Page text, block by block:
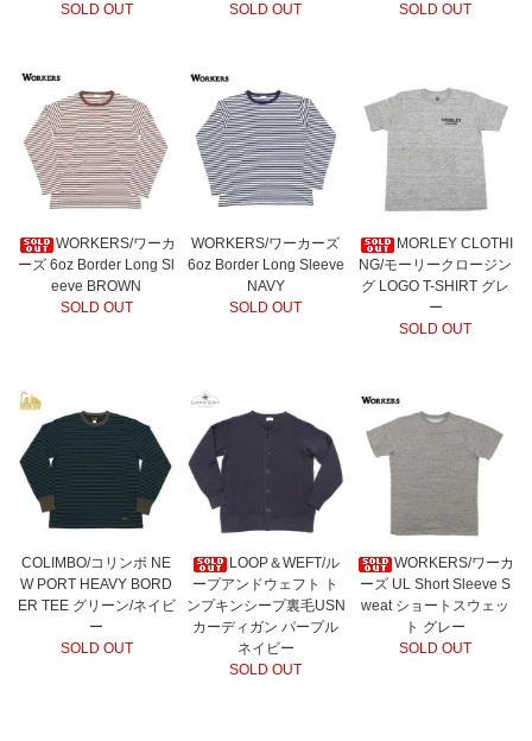
SOLD OUT
SOLD OUT
SOLD OUT
WORKERS/ワーカ
ーズ 6oz Border Long Sl
eeve BROWN
SOLD OUT
WORKERS/ワーカーズ
6oz Border Long Sleeve
NAVY
SOLD OUT
MORLEY CLOTHI
NG/モーリークロージン
グ LOGO T-SHIRT グレ
ー
SOLD OUT
COLIMBO/コリンボ NE
W PORT HEAVY BORD
ER TEE グリーン/ネイビ
ー
SOLD OUT
LOOP＆WEFT/ル
ープアンドウェフト ト
ンプキンシープ裏毛USN
カーディガン パープル
ネイビー
SOLD OUT
WORKERS/ワーカ
ーズ UL Short Sleeve S
weat ショートスウェッ
ト グレー
SOLD OUT